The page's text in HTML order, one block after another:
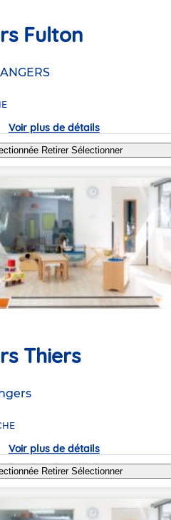
Fulton
ANGERS
Voir plus de détails
RetirerSélectionner
Thiers
Voir plus de détails
RetirerSélectionner